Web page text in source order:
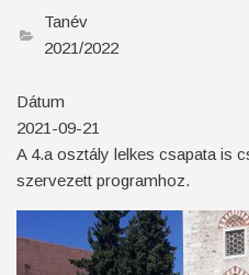
Tanév
2021/2022
Dátum
2021-09-21
A 4.a osztály lelkes csapata is
szervezett programhoz.